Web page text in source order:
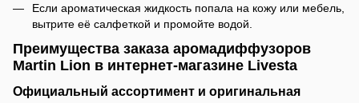
Если ароматическая жидкость попала на кожу или мебель,
вытрите её салфеткой и промойте водой.
Преимущества заказа аромадиффузоров
Martin Lion в интернет-магазине Livesta
Официальный ассортимент и оригинальная